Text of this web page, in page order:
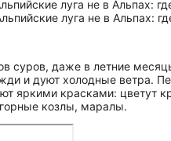
суров, даже в летние
и дуют холодные ветра.
яркими красками: цветут
козлы, маралы.